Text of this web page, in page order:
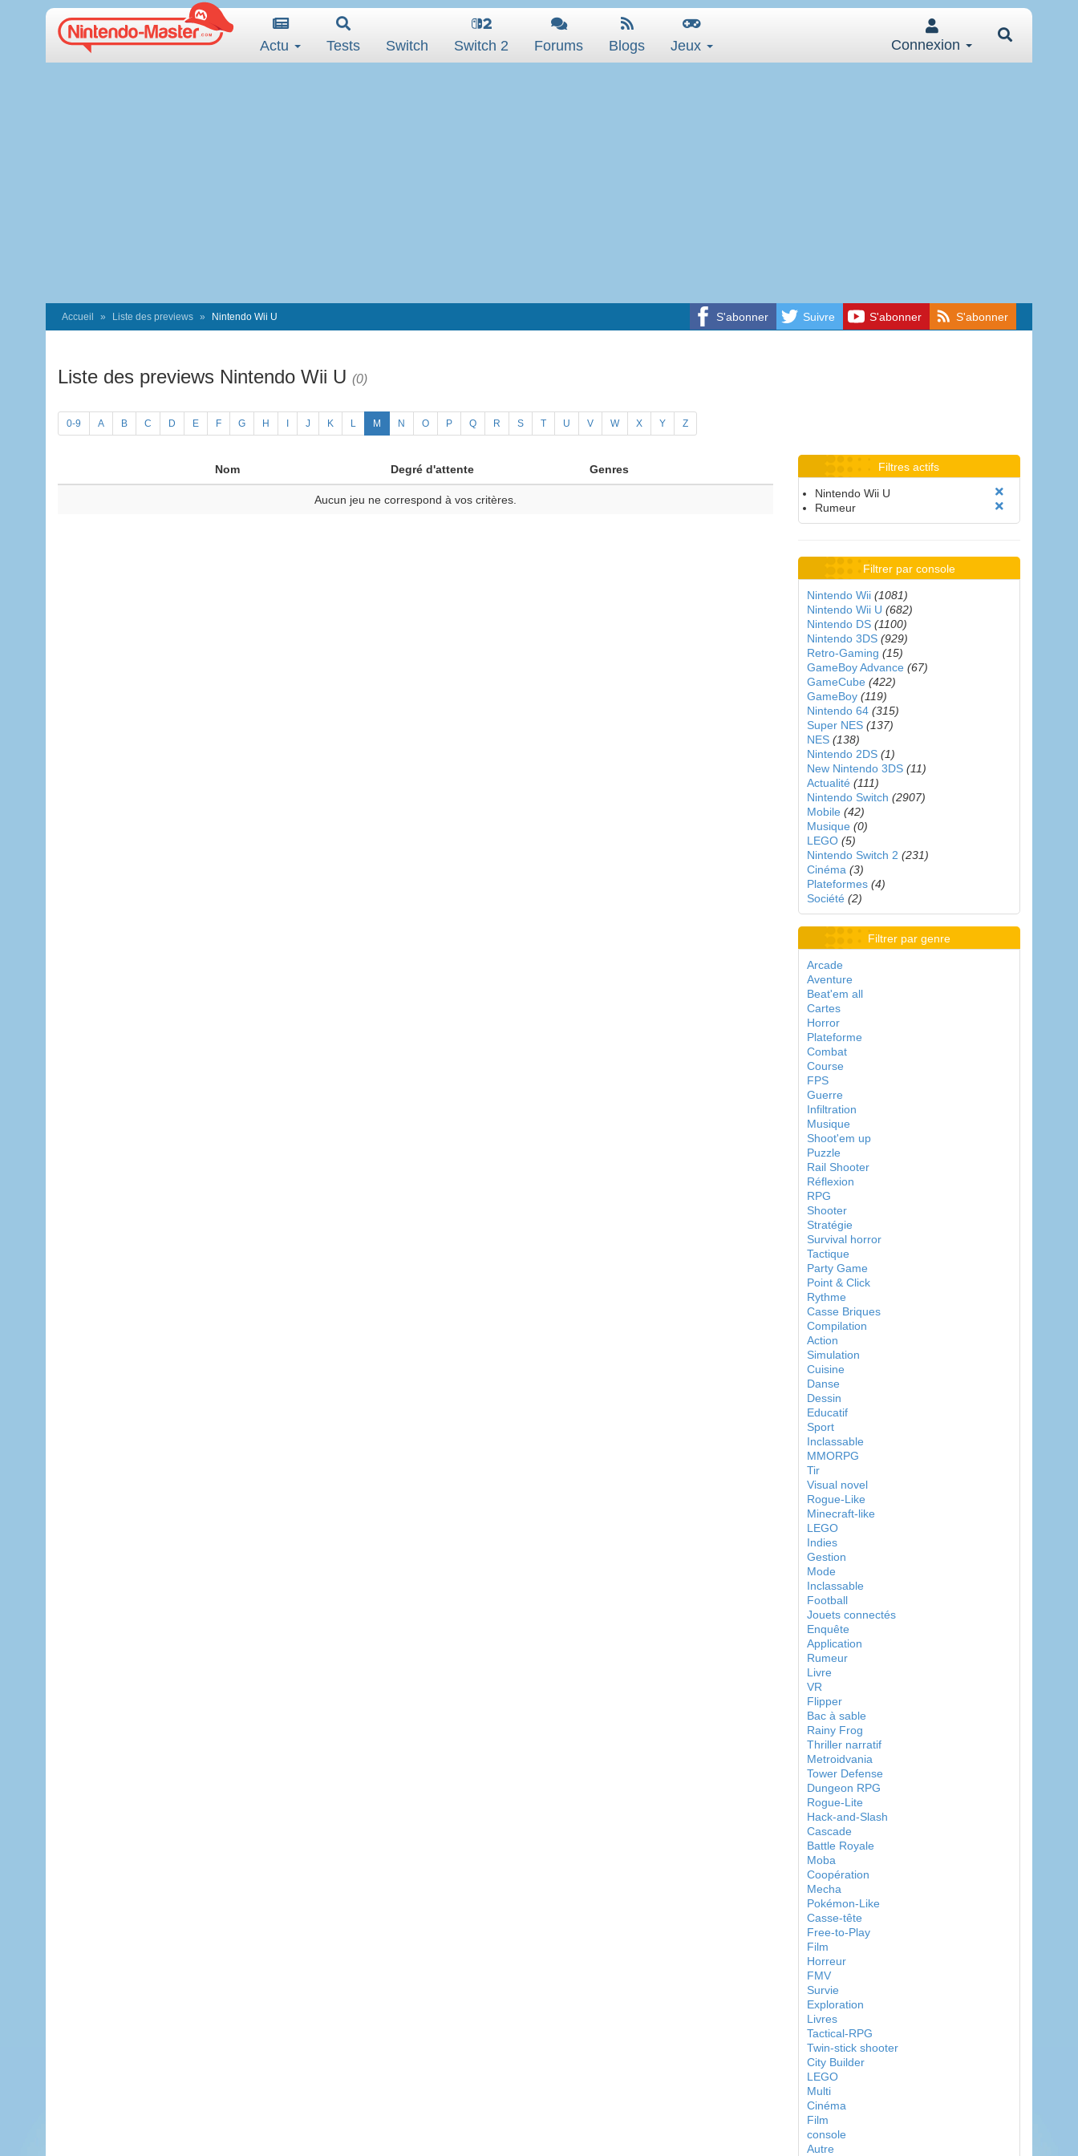
Actu Tests Switch Switch 2 Forums Blogs Jeux Connexion
S'abonner Suivre S'abonner S'abonner
Accueil Liste des previews Nintendo Wii U
Liste des previews Nintendo Wii U (0)
0-9 A B C D E F G H J K L M N O P Q R S T U V W X Y Z
Nom Degré d'attente Genres
Aucun jeu ne correspond à vos critères.
Filtres actifs
Nintendo Wii U
Rumeur
Filtrer par console
Nintendo Wii (1081)
Nintendo Wii U (682)
Nintendo DS (1100)
Nintendo 3DS (929)
Retro-Gaming (15)
GameBoy Advance (67)
GameCube (422)
GameBoy (119)
Nintendo 64 (315)
Super NES (137)
NES (138)
Nintendo 2DS (1)
New Nintendo 3DS (11)
Actualité (111)
Nintendo Switch (2907)
Mobile (42)
Musique (0)
LEGO (5)
Nintendo Switch 2 (231)
Cinéma (3)
Plateformes (4)
Société (2)
Filtrer par genre
Arcade
Aventure
Beat'em all
Cartes
Horror
Plateforme
Combat
Course
FPS
Guerre
Infiltration
Musique
Shoot'em up
Puzzle
Rail Shooter
Réflexion
RPG
Shooter
Stratégie
Survival horror
Tactique
Party Game
Point & Click
Rythme
Casse Briques
Compilation
Action
Simulation
Cuisine
Danse
Dessin
Educatif
Sport
Inclassable
MMORPG
Tir
Visual novel
Rogue-Like
Minecraft-like
LEGO
Indies
Gestion
Mode
Inclassable
Football
Jouets connectés
Enquête
Application
Rumeur
Livre
VR
Flipper
Bac à sable
Rainy Frog
Thriller narratif
Metroidvania
Tower Defense
Dungeon RPG
Rogue-Lite
Hack-and-Slash
Cascade
Battle Royale
Moba
Coopération
Mecha
Pokémon-Like
Casse-tête
Free-to-Play
Film
Horreur
FMV
Survie
Exploration
Livres
Tactical-RPG
Twin-stick shooter
City Builder
LEGO
Multi
Cinéma
Film
console
Autre